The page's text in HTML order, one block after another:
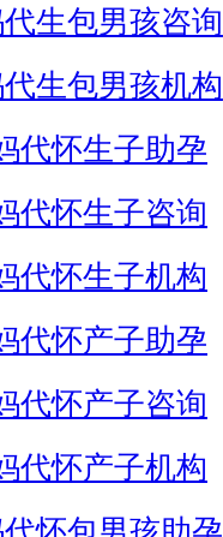
生包男孩咨询
生包男孩机构
代怀生子助孕
代怀生子咨询
代怀生子机构
代怀产子助孕
代怀产子咨询
代怀产子机构